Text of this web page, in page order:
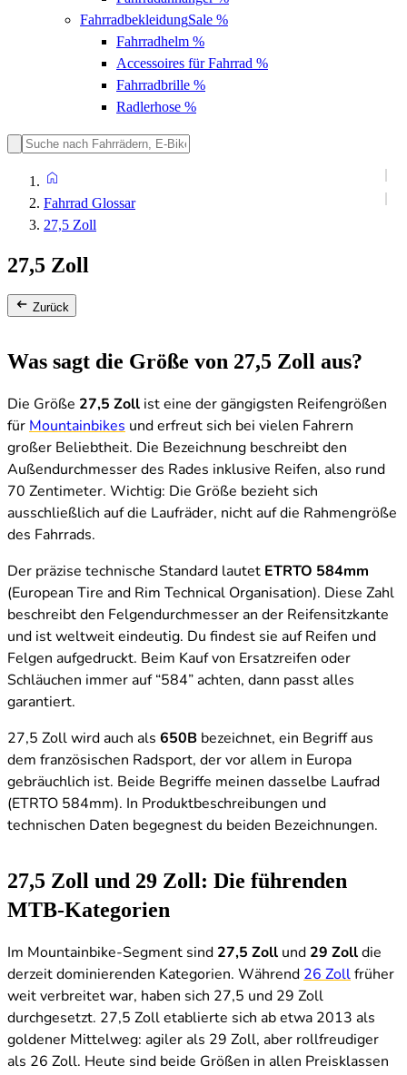
FahrradbekleidungSale %
Fahrradhelm %
Accessoires für Fahrrad %
Fahrradbrille %
Radlerhose %
Fahrrad Glossar
27,5 Zoll
27,5 Zoll
Zurück
Was sagt die Größe von 27,5 Zoll aus?
Die Größe 27,5 Zoll ist eine der gängigsten Reifengrößen
für Mountainbikes und erfreut sich bei vielen Fahrern
großer Beliebtheit. Die Bezeichnung beschreibt den
Außendurchmesser des Rades inklusive Reifen, also rund
70 Zentimeter. Wichtig: Die Größe bezieht sich
ausschließlich auf die Laufräder, nicht auf die Rahmengröße
des Fahrrads.
Der präzise technische Standard lautet ETRTO 584mm
(European Tire and Rim Technical Organisation). Diese Zahl
beschreibt den Felgendurchmesser an der Reifensitzkante
und ist weltweit eindeutig. Du findest sie auf Reifen und
Felgen aufgedruckt. Beim Kauf von Ersatzreifen oder
Schläuchen immer auf “584” achten, dann passt alles
garantiert.
27,5 Zoll wird auch als 650B bezeichnet, ein Begriff aus
dem französischen Radsport, der vor allem in Europa
gebräuchlich ist. Beide Begriffe meinen dasselbe Laufrad
(ETRTO 584mm). In Produktbeschreibungen und
technischen Daten begegnest du beiden Bezeichnungen.
27,5 Zoll und 29 Zoll: Die führenden
MTB-Kategorien
Im Mountainbike-Segment sind 27,5 Zoll und 29 Zoll die
derzeit dominierenden Kategorien. Während 26 Zoll früher
weit verbreitet war, haben sich 27,5 und 29 Zoll
durchgesetzt. 27,5 Zoll etablierte sich ab etwa 2013 als
goldener Mittelweg: agiler als 29 Zoll, aber rollfreudiger
als 26 Zoll. Heute sind beide Größen in allen Preisklassen